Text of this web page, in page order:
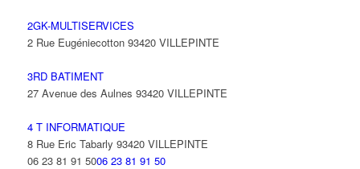
2GK-MULTISERVICES
2 Rue Eugéniecotton 93420 VILLEPINTE
3RD BATIMENT
27 Avenue des Aulnes 93420 VILLEPINTE
4 T INFORMATIQUE
8 Rue Eric Tabarly 93420 VILLEPINTE
06 23 81 91 5006 23 81 91 50